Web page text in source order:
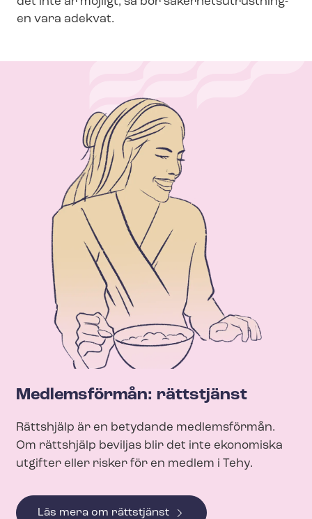
en vara adekvat.
Medlemsförmån: rättstjänst
Rättshjälp är en betydande medlemsförmån.
Om rättshjälp beviljas blir det inte ekonomiska
utgifter eller risker för en medlem i Tehy.
Läs mera om rättstjänst